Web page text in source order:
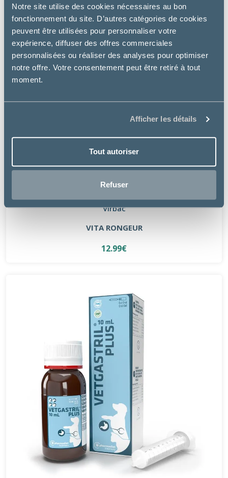
Notre site utilise des cookies nécessaires au bon
fonctionnement du site. D’autres catégories de cookies
peuvent être utilisées pour personnaliser votre
expérience, diffuser des offres commerciales
personnalisées ou réaliser des analyses pour optimiser
notre offre. Votre consentement peut être retiré à tout
moment.
Afficher les détails
Tout autoriser
Refuser
Virbac
VITA RONGEUR
12.99€